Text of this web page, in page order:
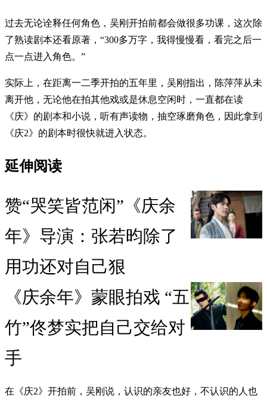
过去无论诠释任何角色，吴刚开拍前都会做很多功课，这次除
了熟读剧本还看原著，“300多万字，我得慢慢看，看完之后一
点一点进入角色。”
实际上，在距离一二季开拍的五年里，吴刚指出，陈萍萍从未
离开他，无论他在拍其他戏或是休息空闲时，一直都在读
《庆》的剧本和小说，听有声读物，抽空琢磨角色，因此拿到
《庆2》的剧本时很快就进入状态。
延伸阅读
赞“哭笑皆范闲”《庆余
年》导演：张若昀除了
用功还对自己狠
《庆余年》蒙眼拍戏 “五
竹”佟梦实把自己交给对
手
在《庆2》开拍前，吴刚说，认识的亲友也好，不认识的人也